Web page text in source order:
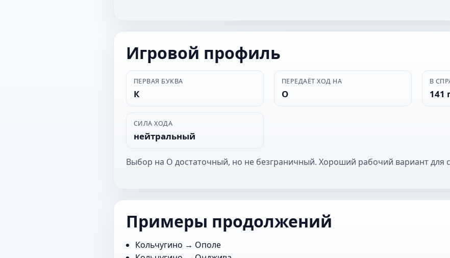
Игровой профиль
ПЕРВАЯ БУКВА
К
ПЕРЕДАЁТ ХОД НА
О
В
141
СИЛА ХОДА
нейтральный
Выбор на О достаточный, но не безграничный. Хороший рабочий вариант для
Примеры продолжений
Кольчугино → Ополе